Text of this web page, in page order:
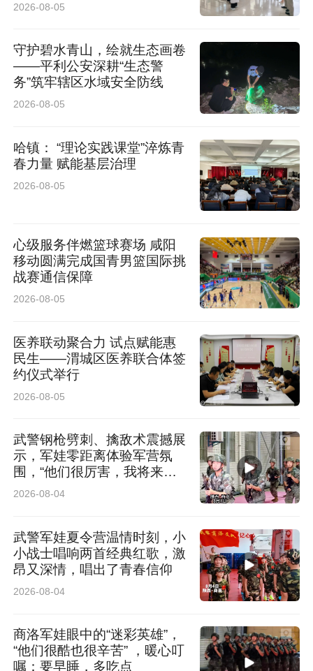
2026-08-05
守护碧水青山，绘就生态画卷
——平利公安深耕“生态警
务”筑牢辖区水域安全防线
2026-08-05
哈镇： “理论实践课堂”淬炼青
春力量 赋能基层治理
2026-08-05
心级服务伴燃篮球赛场 咸阳
移动圆满完成国青男篮国际挑
战赛通信保障
2026-08-05
医养联动聚合力 试点赋能惠
民生——渭城区医养联合体签
约仪式举行
2026-08-05
武警钢枪劈刺、擒敌术震撼展
示，军娃零距离体验军营氛
围，“他们很厉害，我将来也
想当军人”
2026-08-04
武警军娃夏令营温情时刻，小
小战士唱响两首经典红歌，激
昂又深情，唱出了青春信仰
2026-08-04
商洛军娃眼中的“迷彩英雄”，
“他们很酷也很辛苦” ，暖心叮
嘱：要早睡，多吃点